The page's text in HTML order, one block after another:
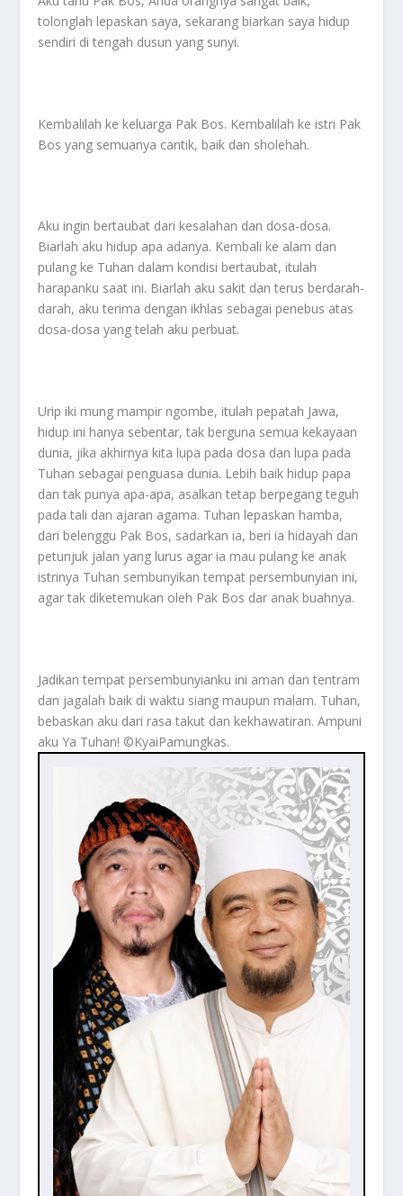
tolonglah lepaskan saya, sekarang biarkan saya hidup
sendiri di tengah dusun yang sunyi.
Kembalilah ke keluarga Pak Bos. Kembalilah ke istri Pak
Bos yang semuanya cantik, baik dan sholehah.
Aku ingin bertaubat dari kesalahan dan dosa-dosa.
Biarlah aku hidup apa adanya. Kembali ke alam dan
pulang ke Tuhan dalam kondisi bertaubat, itulah
harapanku saat ini. Biarlah aku sakit dan terus berdarah-
darah, aku terima dengan ikhlas sebagai penebus atas
dosa-dosa yang telah aku perbuat.
Urip iki mung mampir ngombe, itulah pepatah Jawa,
hidup ini hanya sebentar, tak berguna semua kekayaan
dunia, jika akhirnya kita lupa pada dosa dan lupa pada
Tuhan sebagai penguasa dunia. Lebih baik hidup papa
dan tak punya apa-apa, asalkan tetap berpegang teguh
pada tali dan ajaran agama. Tuhan lepaskan hamba,
dari belenggu Pak Bos, sadarkan ia, beri ia hidayah dan
petunjuk jalan yang lurus agar ia mau pulang ke anak
istrinya Tuhan sembunyikan tempat persembunyian ini,
agar tak diketemukan oleh Pak Bos dar anak buahnya.
Jadikan tempat persembunyianku ini aman dan tentram
dan jagalah baik di waktu siang maupun malam. Tuhan,
bebaskan aku dari rasa takut dan kekhawatiran. Ampuni
aku Ya Tuhan! ©️KyaiPamungkas.